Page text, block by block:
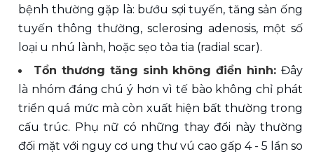
bệnh thường gặp là: bướu sợi tuyến, tăng sản ống
tuyến thông thường, sclerosing adenosis, một số
loại u nhú lành, hoặc sẹo tỏa tia (radial scar).
Tổn thương tăng sinh không điển hình: Đây
là nhóm đáng chú ý hơn vì tế bào không chỉ phát
triển quá mức mà còn xuất hiện bất thường trong
cấu trúc. Phụ nữ có những thay đổi này thường
đối mặt với nguy cơ ung thư vú cao gấp 4 - 5 lần so